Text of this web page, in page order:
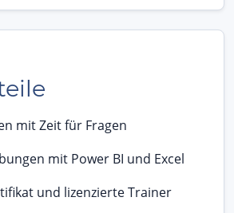
mit Zeit für Fragen
mit Power BI und Excel
und lizenzierte Trainer